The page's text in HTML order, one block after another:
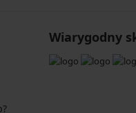
Wiarygodny